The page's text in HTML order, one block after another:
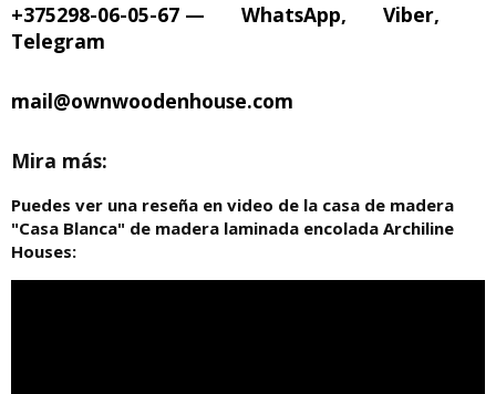
+375298-06-05-67 — WhatsApp, Viber,
Telegram
mail@ownwoodenhouse.com
Mira más:
Puedes ver una reseña en video de la casa de madera
"Casa Blanca" de madera laminada encolada Archiline
Houses: